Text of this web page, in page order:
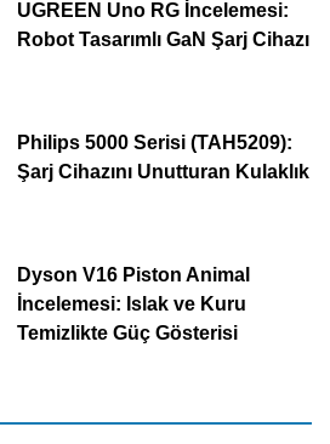
UGREEN Uno RG İncelemesi:
Robot Tasarımlı GaN Şarj Cihazı
Philips 5000 Serisi (TAH5209):
Şarj Cihazını Unutturan Kulaklık
Dyson V16 Piston Animal
İncelemesi: Islak ve Kuru
Temizlikte Güç Gösterisi